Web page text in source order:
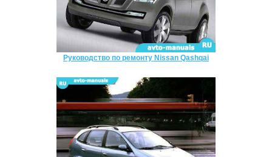
Руководство по ремонту Nissan Qashqai